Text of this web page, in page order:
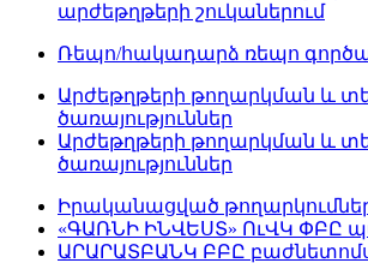
արժեթղթերի շուկաներում
Ռեպո/հակադարձ ռեպո
Արժեթղթերի թողարկման և
ծառայություններ
Արժեթղթերի թողարկման և
ծառայություններ
Իրականացված
«ԳԱՌՆԻ ԻՆՎԵՍՏ» ՈւՎԿ ՓԲԸ
ԱՐԱՐԱՏԲԱՆԿ ԲԲԸ